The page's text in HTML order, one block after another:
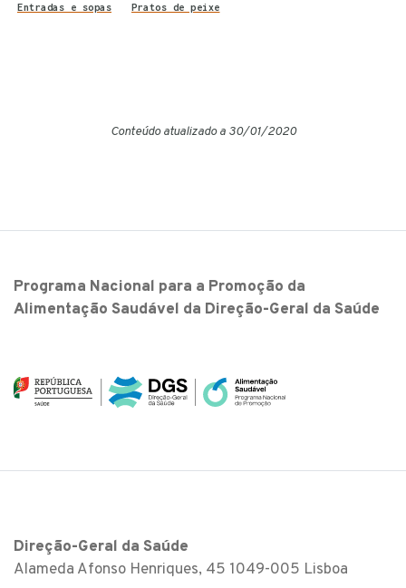
Entradas e sopas Pratos de peixe
Conteúdo atualizado a 30/01/2020
Programa Nacional para a Promoção da
Alimentação Saudável da Direção-Geral da Saúde
Direção-Geral da Saúde
Alameda Afonso Henriques, 45 1049-005 Lisboa